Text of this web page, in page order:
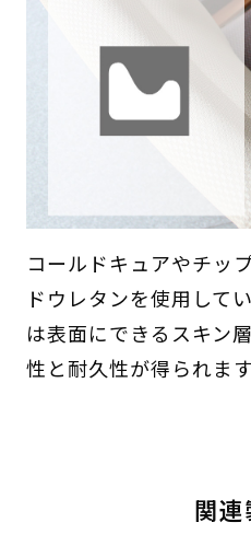
コールドキュアやチッ
ドウレタンを使用して
は表面にできるスキン
性と耐久性が得られます
関連